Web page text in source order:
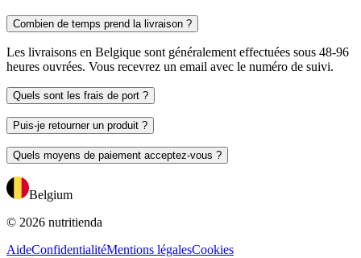
Combien de temps prend la livraison ?
Les livraisons en Belgique sont généralement effectuées sous 48-96
heures ouvrées. Vous recevrez un email avec le numéro de suivi.
Quels sont les frais de port ?
Puis-je retourner un produit ?
Quels moyens de paiement acceptez-vous ?
Belgium
© 2026 nutritienda
AideConfidentialitéMentions légalesCookies